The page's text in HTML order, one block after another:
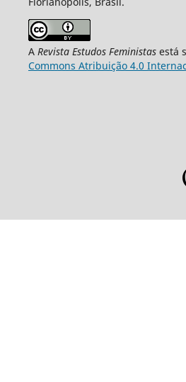
A Revista Estudos Feministasestá
Commons Atribuição 4.0